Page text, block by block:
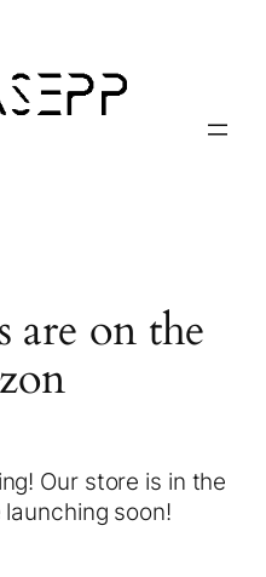
are on the
Our store is in the
soon!